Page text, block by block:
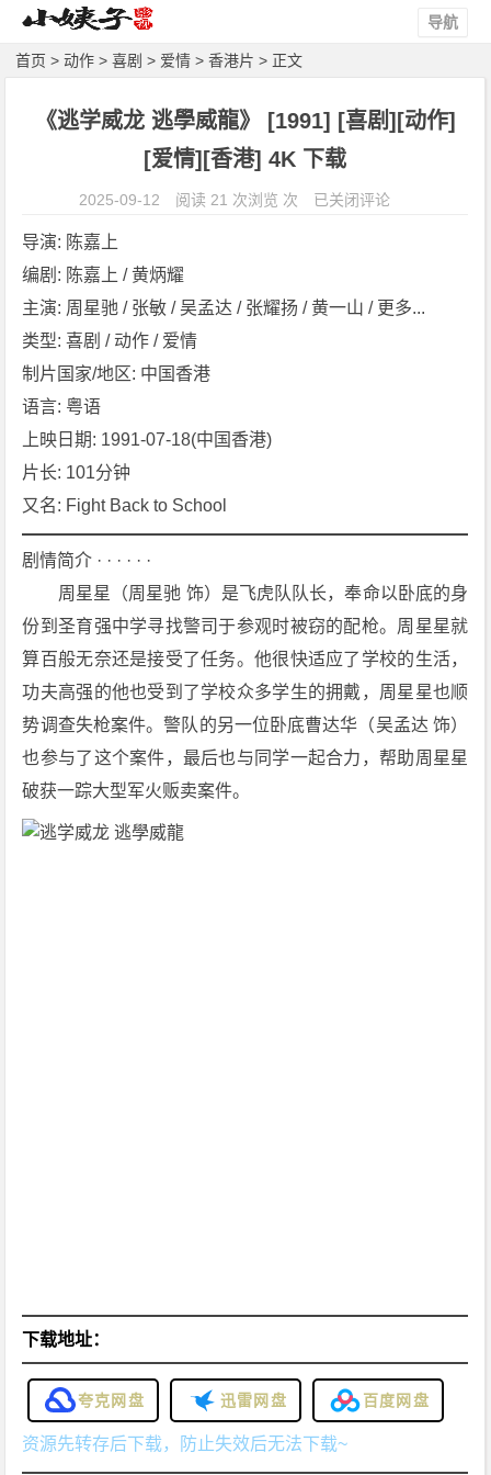
导航
首页 >动作 >喜剧 > 爱情 >香港片 > 正文
《逃学威龙 逃學威龍》 [1991] [喜剧][动作]
[爱情][香港] 4K 下载
2025-09-12 阅读 21 次浏览 次
《逃
逃
[动
[爱
情]
[香
港]
4
已关闭评论
导演: 陈嘉上
编剧: 陈嘉上 / 黄炳耀
主演: 周星驰 / 张敏 / 吴孟达 / 张耀扬 / 黄一山 / 更多...
类型: 喜剧 / 动作 / 爱情
制片国家/地区: 中国香港
语言: 粤语
上映日期: 1991-07-18(中国香港)
片长: 101分钟
又名: Fight Back to School
剧情简介 · · · · · ·
周星星（周星驰 饰）是飞虎队队长，奉命以卧底的身
份到圣育强中学寻找警司于参观时被窃的配枪。周星星就
算百般无奈还是接受了任务。他很快适应了学校的生活，
功夫高强的他也受到了学校众多学生的拥戴，周星星也顺
势调查失枪案件。警队的另一位卧底曹达华（吴孟达 饰）
也参与了这个案件，最后也与同学一起合力，帮助周星星
破获一踪大型军火贩卖案件。
下载地址：
夸克网盘 迅雷网盘 百度网盘
资源先转存后下载，防止失效后无法下载~